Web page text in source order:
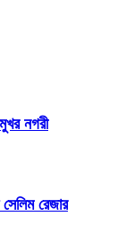
নগরী
রেজার